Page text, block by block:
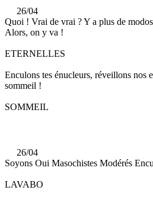
26/04
Quoi ! Vrai de vrai ? Y a plus de
Alors, on y va !
ETERNELLES
Enculons tes énucleurs, réveillons nos
sommeil !
SOMMEIL
26/04
Soyons Oui Masochistes Modérés
LAVABO